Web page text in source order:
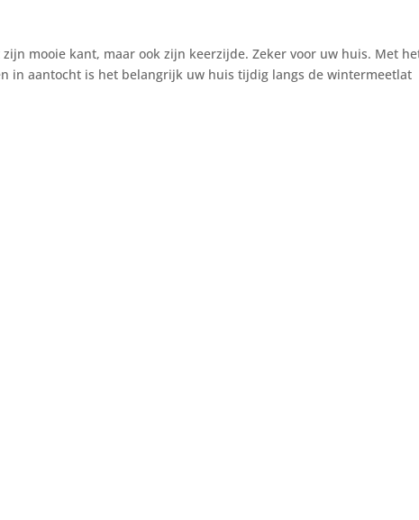
mooie kant, maar ook zijn keerzijde. Zeker voor uw huis. Met
in aantocht is het belangrijk uw huis tijdig langs de wintermeetlat